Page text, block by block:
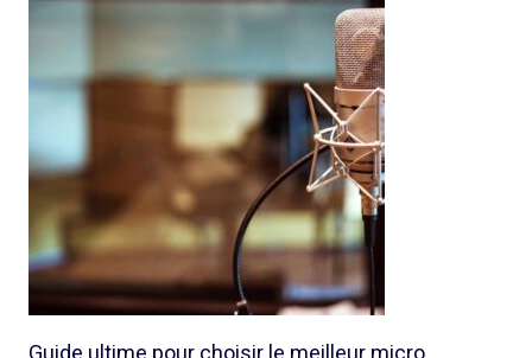
Guide ultime pour choisir le meilleur micro